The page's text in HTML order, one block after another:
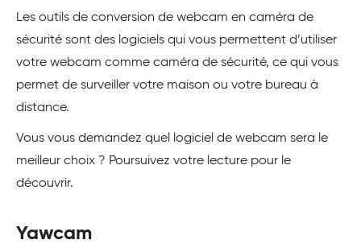
Les outils de conversion de webcam en caméra de
sécurité sont des logiciels qui vous permettent d’utiliser
votre webcam comme caméra de sécurité, ce qui vous
permet de surveiller votre maison ou votre bureau à
distance.
Vous vous demandez quel logiciel de webcam sera le
meilleur choix ? Poursuivez votre lecture pour le
découvrir.
Yawcam